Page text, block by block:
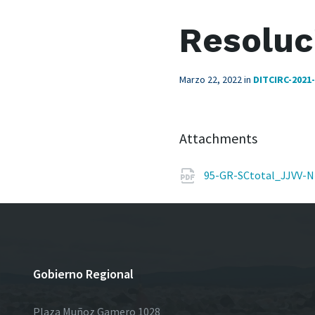
Marzo 22, 2022in DITCIRC-
Attachments
95-GR-SCtotal_JJVV-
Gobierno Regional
Plaza Muñoz Gamero 1028